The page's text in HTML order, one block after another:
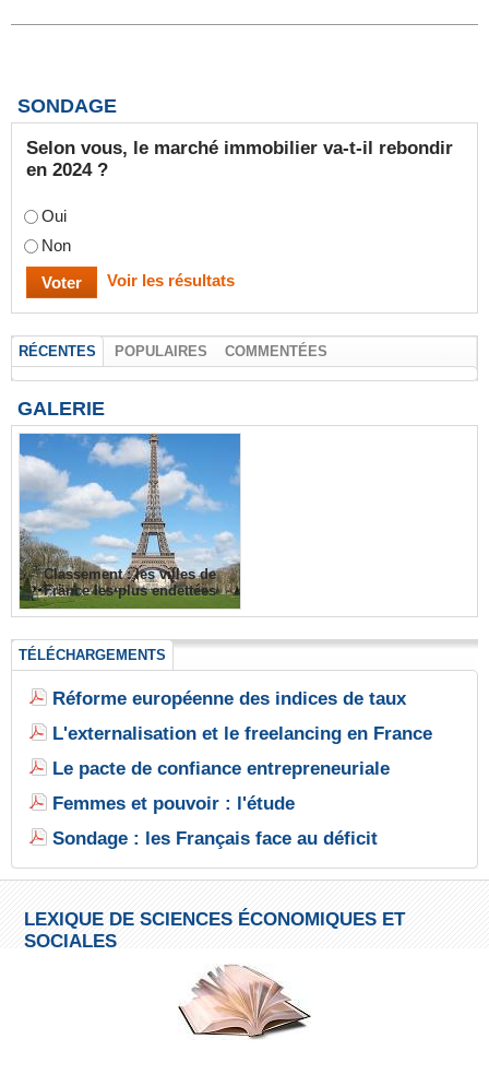
SONDAGE
Selon vous, le marché immobilier va-t-il rebondir
en 2024 ?
Oui
Non
Voir les résultats
RÉCENTES POPULAIRES COMMENTÉES
GALERIE
Classement : les villes de
France les plus endettées
TÉLÉCHARGEMENTS
Réforme européenne des indices de taux
L'externalisation et le freelancing en France
Le pacte de confiance entrepreneuriale
Femmes et pouvoir : l'étude
Sondage : les Français face au déficit
LEXIQUE DE SCIENCES ÉCONOMIQUES ET
SOCIALES